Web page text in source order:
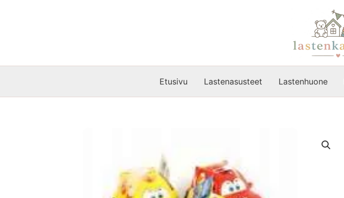
Etusivu Lastenasusteet Lastenhuone